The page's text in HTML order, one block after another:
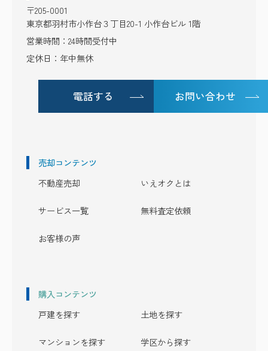
〒205-0001
東京都羽村市小作台３丁目20-1 小作台ビル 1階
営業時間：24時間受付中
定休日：年中無休
電話する お問い合わせ
売却コンテンツ
不動産売却
いえオクとは
サービス一覧 無料査定依頼
お客様の声
購入コンテンツ
戸建を探す
土地を探す
マンションを探す 学区から探す